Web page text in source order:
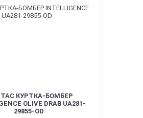
TAC КУРТКА-БОМБЕР
OLIVE DRAB UA281-
29855-OD